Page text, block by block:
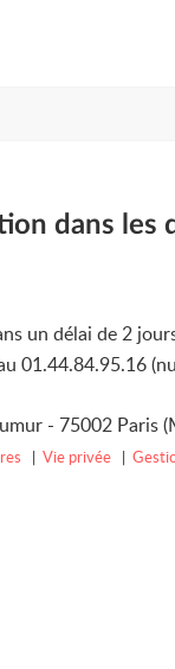
dans les
un délai de 2
01.44.84.95.16
- 75002 Paris
| Vie privée |